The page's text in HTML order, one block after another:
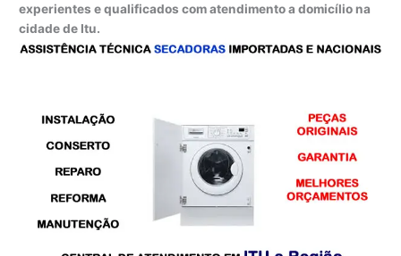
experientes e qualificados com atendimento a domicílio na
cidade de Itu.